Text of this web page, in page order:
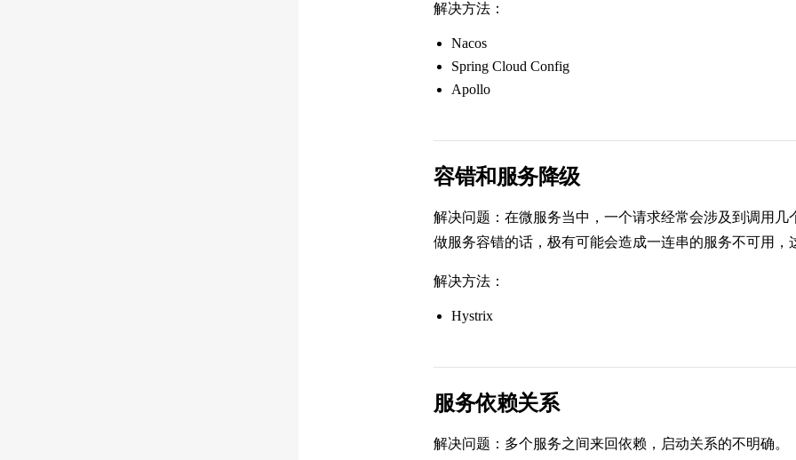
解决方法：
Nacos
Spring Cloud Config
Apollo
容错和服务降级
解决问题：在微服务当中，一个请求经常会涉及到调用
做服务容错的话，极有可能会造成一连串的服务不可用，
解决方法：
Hystrix
服务依赖关系
解决问题：多个服务之间来回依赖，启动关系的不明确。